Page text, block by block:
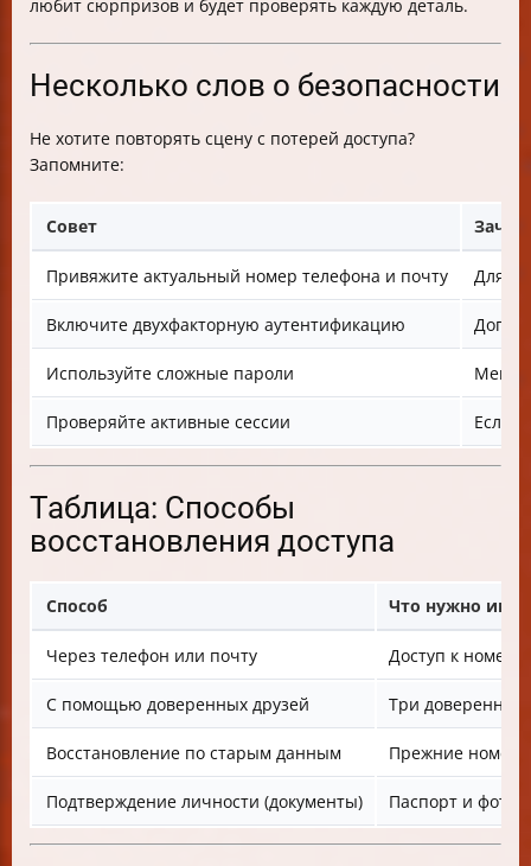
любит сюрпризов и будет проверять каждую деталь.
Несколько слов о безопасности
Не хотите повторять сцену с потерей доступа?
Запомните:
Совет
Привяжите актуальный номер телефона и почту Для
Включите двухфакторную аутентификацию
Используйте сложные пароли
Проверяйте активные сессии Если
Таблица: Способы
восстановления доступа
Способ Что нужно
Через телефон или почту Доступ к
С помощью доверенных друзей Три доверенных
Восстановление по старым данным Прежние
Подтверждение личности (документы) Паспорт и фото